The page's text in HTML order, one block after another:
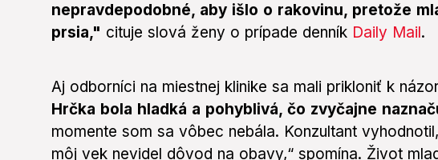
nepravdepodobné, aby išlo o rakovinu, pretože
prsia," cituje slová ženy o prípade denník Daily Mail.
Aj odborníci na miestnej klinike sa mali prikloniť k
Hrčka bola hladká a pohyblivá, čo zvyčajne
momente som sa vôbec nebála. Konzultant
môj vek nevidel dôvod na obavy,“ spomína. Život